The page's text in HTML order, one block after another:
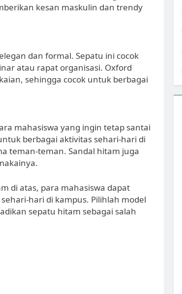
kesan maskulin dan trendy
dan formal. Sepatu ini cocok
atau rapat organisasi. Oxford
sehingga cocok untuk berbagai
mahasiswa yang ingin tetap santai
berbagai aktivitas sehari-hari di
teman-teman. Sandal hitam juga
di atas, para mahasiswa dapat
hari di kampus. Pilihlah model
sepatu hitam sebagai salah